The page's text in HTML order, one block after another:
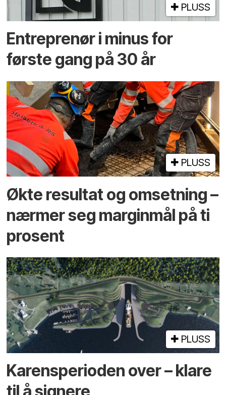
PLUSS
Entreprenør i minus for
første gang på 30 år
PLUSS
Økte resultat og omsetning –
nærmer seg marginmål på ti
prosent
PLUSS
Karensperioden over – klare